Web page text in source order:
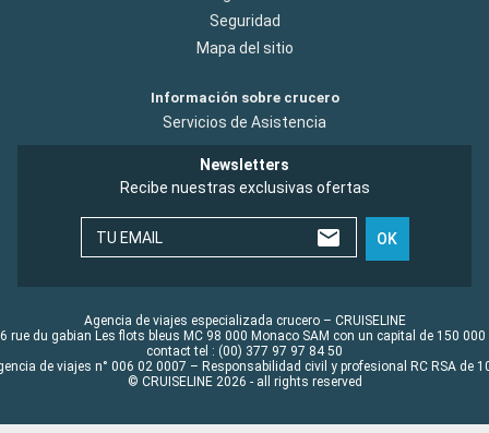
Seguridad
Mapa del sitio
Información sobre crucero
Servicios de Asistencia
Newsletters
Recibe nuestras exclusivas ofertas
TU EMAIL OK
Agencia de viajes especializada crucero – CRUISELINE
rue du gabian Les flots bleus MC 98 000 Monaco SAM con un capital de 150 000
contact tel : (00) 377 97 97 84 50
de viajes n° 006 02 0007 – Responsabilidad civil y profesional RC RSA de
© CRUISELINE 2026 - all rights reserved